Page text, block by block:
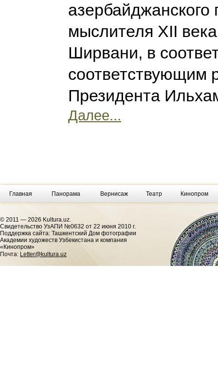
азербайджанского
мыслителя XII
Ширвани, в
соответствующим
Президента
Далее...
Главная Панорама Вернисаж Театр Кинопром
© 2011 — 2026 Kultura.uz.
Cвидетельство УзАПИ №0632 от 22 июня 2010 г.
Поддержка сайта: Ташкентский Дом фотографии
Академии художеств Узбекистана и компания
«Кинопром»
Почта: Letter@kultura.uz